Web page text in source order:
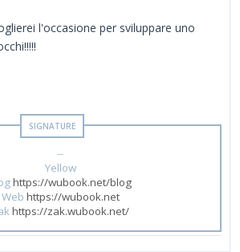
l'occasione per sviluppare uno
--
Yellow
https://wubook.net/blog
Web https://wubook.net
https://zak.wubook.net/